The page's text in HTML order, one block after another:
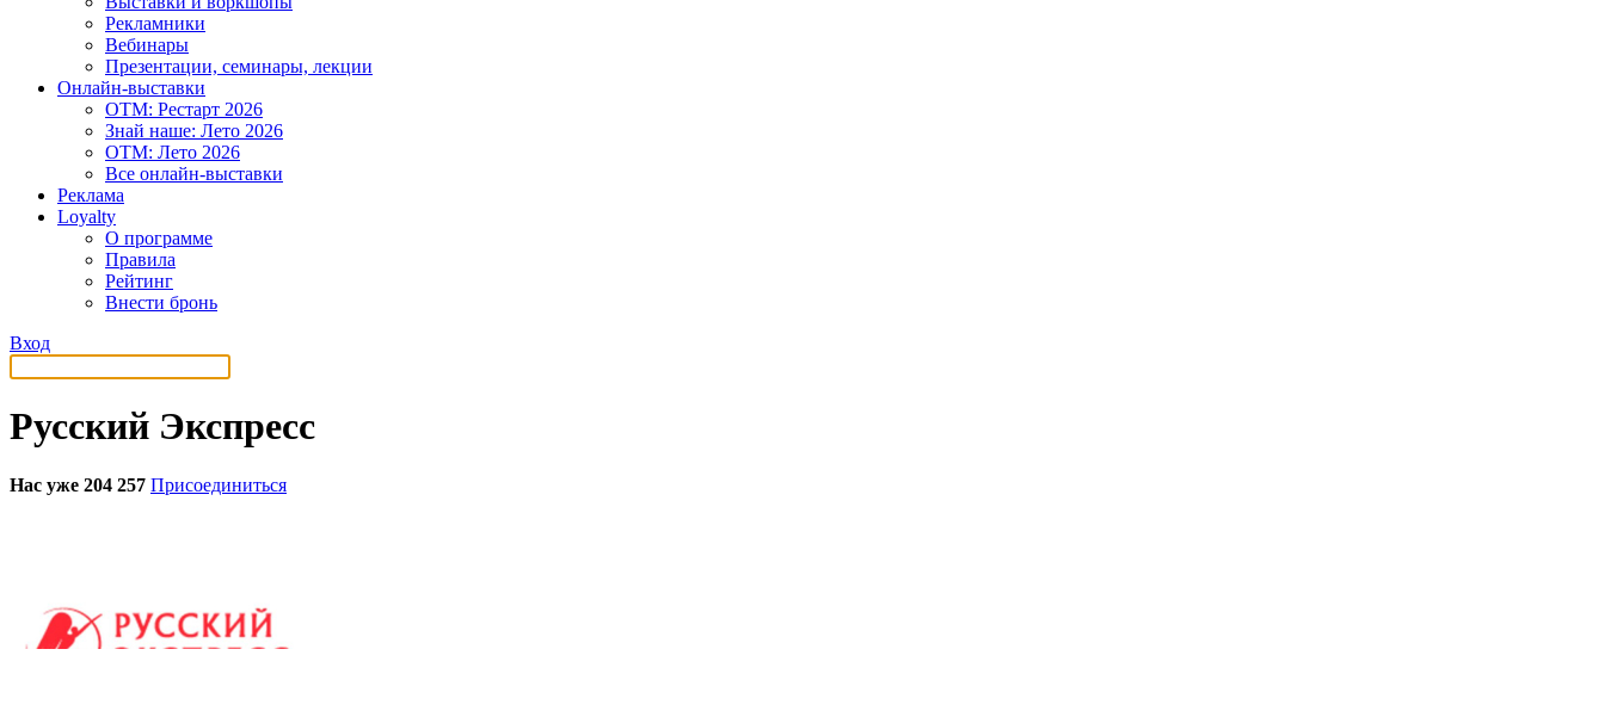
Рекламники
Вебинары
Презентации, семинары, лекции
Онлайн-выставки
OTM: Рестарт 2026
Знай наше: Лето 2026
OTM: Лето 2026
Все онлайн-выставки
Реклама
Loyalty
О программе
Правила
Рейтинг
Внести бронь
Вход
Русский Экспресс
Нас уже 204 257 Присоединиться